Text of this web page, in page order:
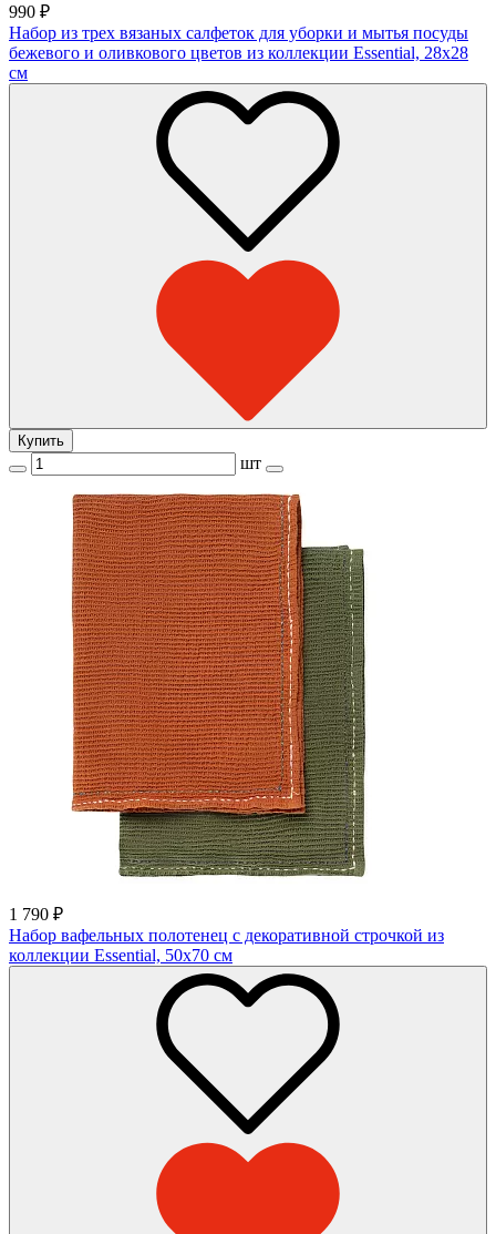
990 ₽
Набор из трех вязаных салфеток для уборки и мытья посуды
бежевого и оливкового цветов из коллекции Essential, 28х28
см
Купить
шт
1 790 ₽
Набор вафельных полотенец с декоративной строчкой из
коллекции Essential, 50х70 см